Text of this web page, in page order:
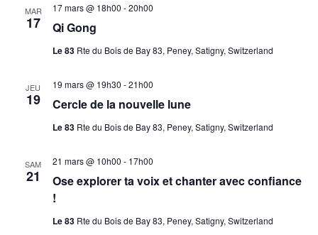
MAR
17 Qi Gong
17 mars @ 18h00 -20h00
Le 83 Rte du Bois de Bay 83, Peney, Satigny, Switzerland
JEU
19 Cercle de la nouvelle lune
19 mars @ 19h30 -21h00
Le 83 Rte du Bois de Bay 83, Peney, Satigny, Switzerland
SAM
21
Ose explorer ta voix et chanter avec confiance
!
21 mars @ 10h00 - 17h00
Le 83 Rte du Bois de Bay 83, Peney, Satigny, Switzerland